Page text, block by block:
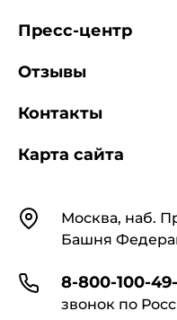
КонтактыМосква, наб.
Башня
8-800-100-
звонок по
Пресс-центр
Отзывы
Контакты
Карта сайта